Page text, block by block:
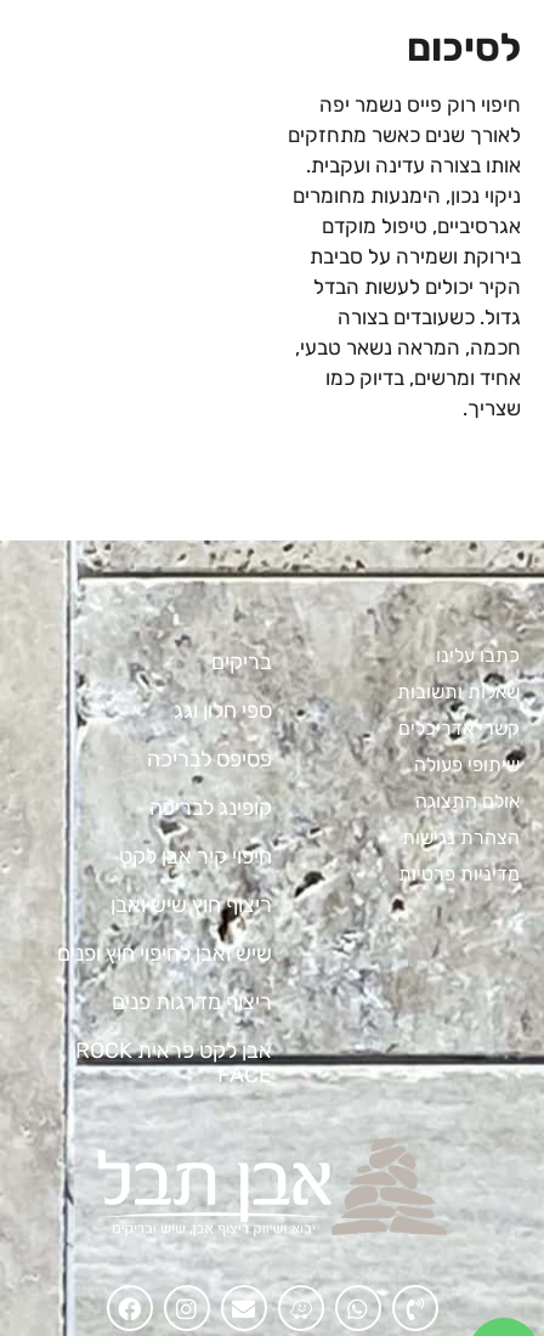
לסיכום
חיפוי רוק פייס נשמר יפה
לאורך שנים כאשר מתחזקים
אותו בצורה עדינה ועקבית.
ניקוי נכון, הימנעות מחומרים
אגרסיביים, טיפול מוקדם
בירוקת ושמירה על סביבת
הקיר יכולים לעשות הבדל
גדול. כשעובדים בצורה
חכמה, המראה נשאר טבעי,
אחיד ומרשים, בדיוק כמו
שצריך.
כתבו עלינו
שאלות ותשובות
קשרי אדריכלים
שיתופי פעולה
אולם התצוגה
הצהרת נגישות
מדיניות פרטיות
בריקים
ספי חלון וגג
פסיפס לבריכה
קופינג לבריכה
חיפוי קיר אבן לקט
ריצוף חוץ שיש ואבן
שיש ואבן לחיפוי חוץ ופנים
ריצוף מדרגות פנים
אבן לקט פראית ROCK
FACE